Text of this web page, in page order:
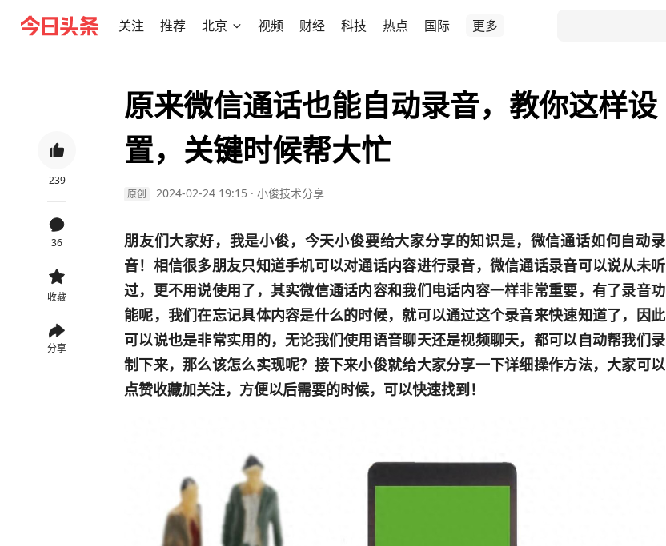
关注 推荐 北京 视频 财经 科技 热点 国际 更多
239
36
收藏
分享
原来微信通话也能自动录音，教你这样设
置，关键时候帮大忙
原创 2024-02-24 19:15 · 小俊技术分享
朋友们大家好，我是小俊，今天小俊要给大家分享的知识是，微信通话如何自动录
音！相信很多朋友只知道手机可以对通话内容进行录音，微信通话录音可以说从未听
过，更不用说使用了，其实微信通话内容和我们电话内容一样非常重要，有了录音功
能呢，我们在忘记具体内容是什么的时候，就可以通过这个录音来快速知道了，因此
可以说也是非常实用的，无论我们使用语音聊天还是视频聊天，都可以自动帮我们录
制下来，那么该怎么实现呢？接下来小俊就给大家分享一下详细操作方法，大家可以
点赞收藏加关注，方便以后需要的时候，可以快速找到！